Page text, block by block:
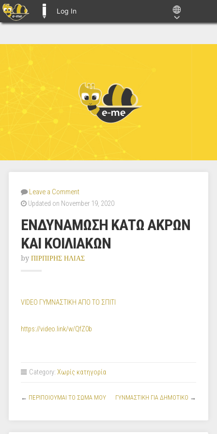
Log In
Leave a Comment
Updated on November 19, 2020
ΕΝΔΥΝΑΜΩΣΗ ΚΑΤΩ ΑΚΡΩΝ
ΚΑΙ ΚΟΙΛΙΑΚΩΝ
by ΠΙΡΠΙΡΗΣ ΗΛΙΑΣ
VIDEO ΓΥΜΝΑΣΤΙΚΗ ΑΠΟ ΤΟ ΣΠΙΤΙ
https://video.link/w/QfZ0b
Category: Χωρίς κατηγορία
← ΠΕΡΙΠΟΙΟΥΜΑΙ ΤΟ ΣΩΜΑ ΜΟΥ ΓΥΝΜΑΣΤΙΚΗ ΓΙΑ ΔΗΜΟΤΙΚΟ →